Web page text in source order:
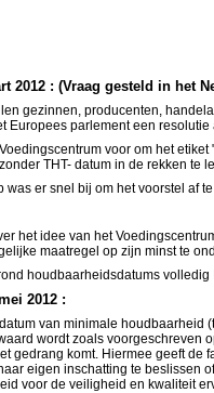
2012 : (Vraag gesteld in het
gezinnen, producenten,
Europees parlement een
voor om het
THT- datum in de rekken
was er snel bij om het voorstel af
het idee van het
maatregel op zijn minst te
houdbaarheidsdatums
2012 :
datum van minimale houdbaarheid
wordt zoals
gedrang komt. Hiermee geeft de
eigen inschatting te beslissen
voor de veiligheid en kwaliteit